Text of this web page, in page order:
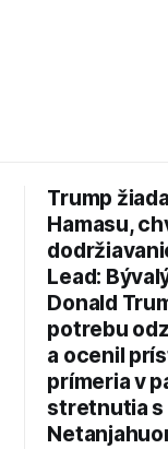
Trump
Hamasu,
Lead:
Donald
potrebu
a ocenil
prímeria v
stretnutia s